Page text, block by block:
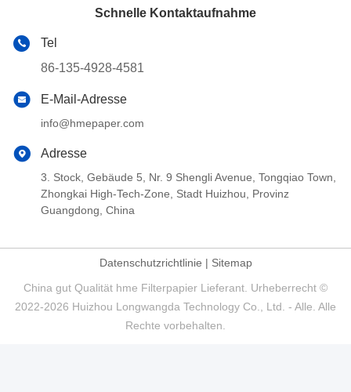
Schnelle Kontaktaufnahme
Tel
86-135-4928-4581
E-Mail-Adresse
info@hmepaper.com
Adresse
3. Stock, Gebäude 5, Nr. 9 Shengli Avenue, Tongqiao Town,
Zhongkai High-Tech-Zone, Stadt Huizhou, Provinz
Guangdong, China
Datenschutzrichtlinie | Sitemap
China gut Qualität hme Filterpapier Lieferant. Urheberrecht ©
2022-2026 Huizhou Longwangda Technology Co., Ltd. - Alle. Alle
Rechte vorbehalten.